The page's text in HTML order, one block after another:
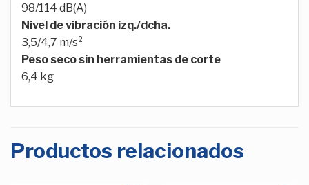
98/114 dB(A)
Nivel de vibración izq./dcha.
3,5/4,7 m/s²
Peso seco sin herramientas de corte
6,4 kg
Productos relacionados